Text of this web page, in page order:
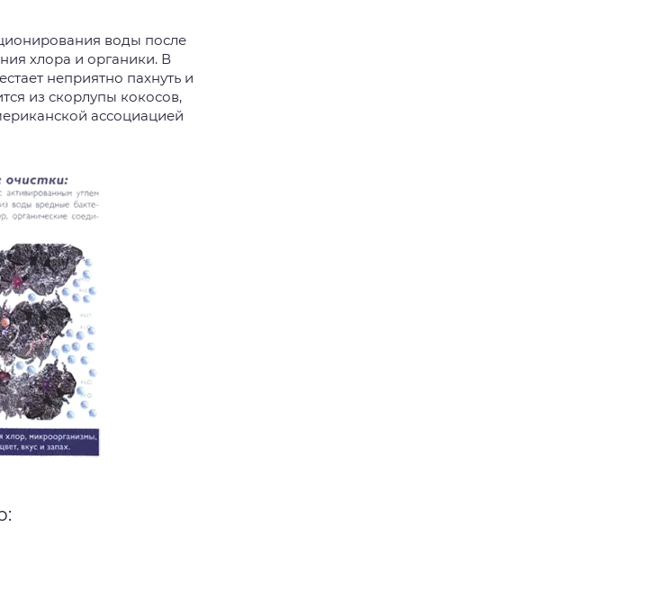
воды после
хлора и органики. В
неприятно пахнуть и
из скорлупы кокосов,
ассоциацией